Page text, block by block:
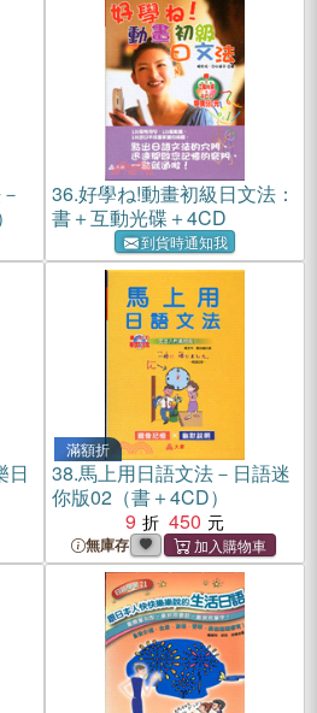
36.好學ね!動畫初級日文法：
書＋互動光碟＋4CD
到貨時通知我
日
滿額折
38.馬上用日語文法－日語迷
你版02（書＋4CD）
9
450
無庫存